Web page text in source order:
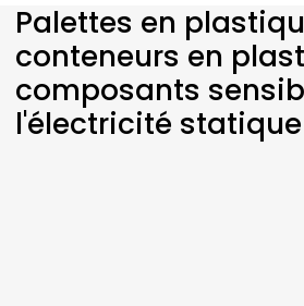
Palettes en
conteneurs en
composants
l'électricité statique